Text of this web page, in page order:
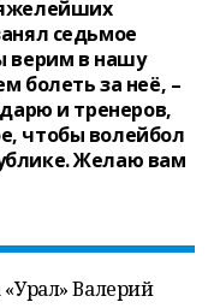
седьмое
верим в нашу
болеть за неё, –
и тренеров,
чтобы волейбол
Желаю вам
Валерий